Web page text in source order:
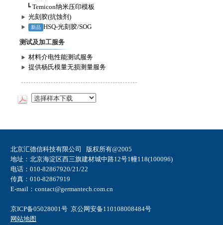
┗ Temicon纳米压印模板
光刻胶(抗蚀剂)
新品 HSQ-光刻胶/SOG
测试及加工服务
材料介电性能测试服务
提供杨氏模量无损测量服务
北京汇德信科技有限公司 版权所有@2005
地址：北京海淀区西三旗建材城中路12号1幢118(100096)
电话：010-82867920/21/22
传真：010-82867919
E-mail：contact@germantech.com.cn
京ICP备05028001号 京公网安备110108008484号
网站地图